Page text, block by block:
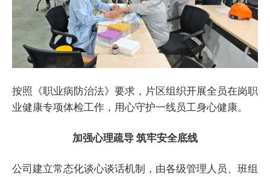
按照《职业病防治法》要求，片区组织开展全员在岗职
业健康专项体检工作，用心守护一线员工身心健康。
加强心理疏导 筑牢安全底线
公司建立常态化谈心谈话机制，由各级管理人员、班组